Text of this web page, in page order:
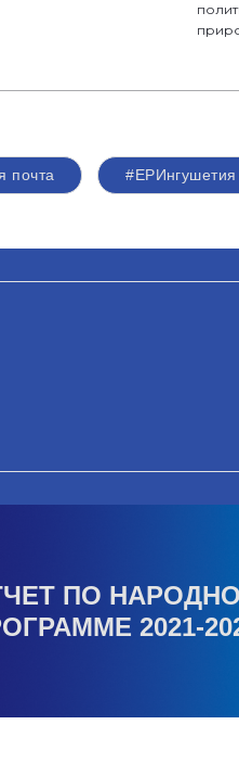
почта #ЕРИнгушетия
ПО
2021-